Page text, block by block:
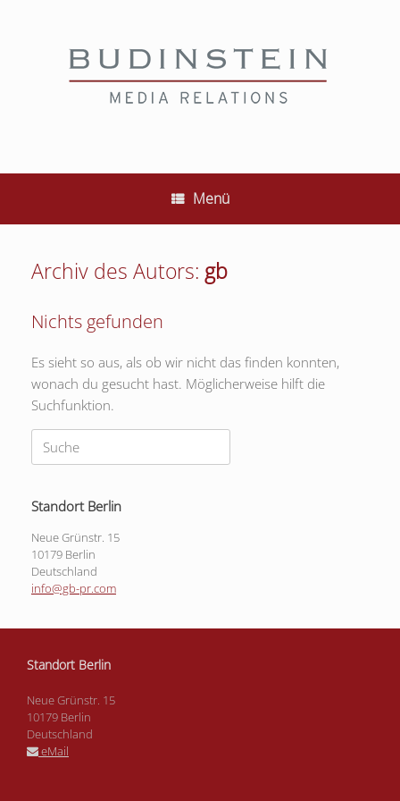
Menü
Archiv des Autors: gb
Nichts gefunden
Es sieht so aus, als ob wir nicht das finden konnten,
wonach du gesucht hast. Möglicherweise hilft die
Suchfunktion.
Suche
nach:
Standort Berlin
Neue Grünstr. 15
10179 Berlin
Deutschland
info@gb-pr.com
Standort Berlin
Neue Grünstr. 15
10179 Berlin
Deutschland
eMail